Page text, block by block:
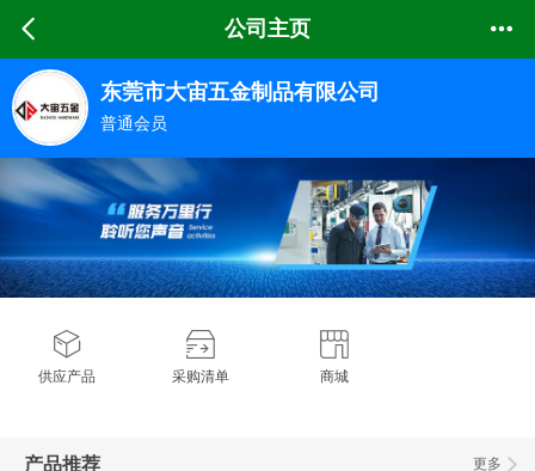
公司主页
东莞市大宙五金制品有限公司
普通会员
供应产品 采购清单 商城
更多
产品推荐